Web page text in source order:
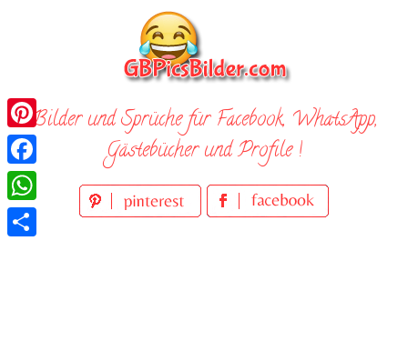
Bilder und Sprüche für Facebook, WhatsApp,
Gästebücher und Profile !
Pinterest
Facebook
WhatsApp